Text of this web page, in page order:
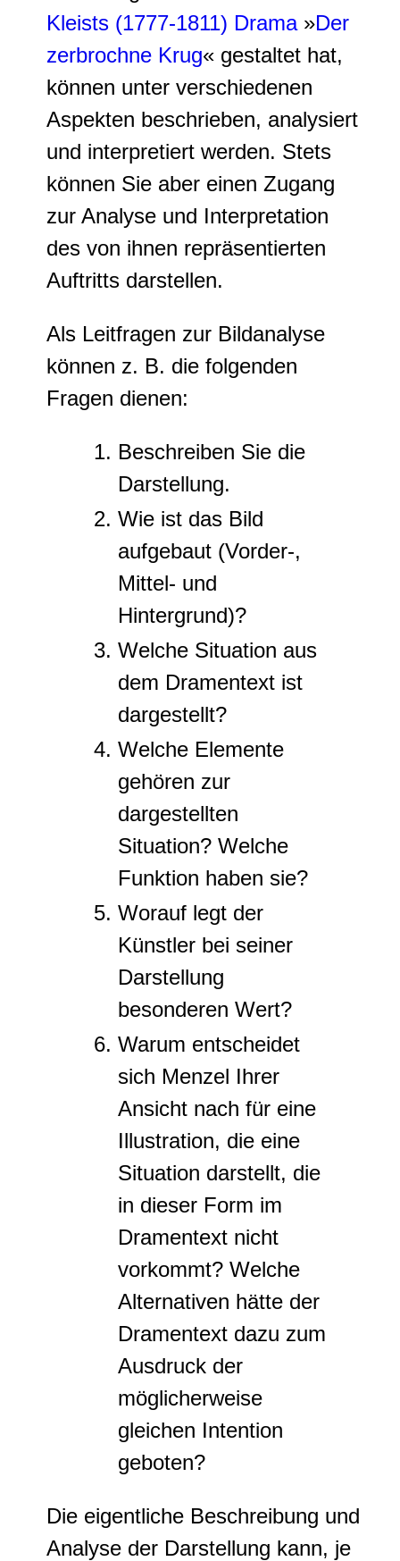
Kleists (1777-1811) Drama »Der
zerbrochne Krug« gestaltet hat,
können unter verschiedenen
Aspekten beschrieben, analysiert
und interpretiert werden. Stets
können Sie aber einen Zugang
zur Analyse und Interpretation
des von ihnen repräsentierten
Auftritts darstellen.
Als Leitfragen zur Bildanalyse
können z. B. die folgenden
Fragen dienen:
Beschreiben Sie die
Darstellung.
Wie ist das Bild
aufgebaut (Vorder-,
Mittel- und
Hintergrund)?
Welche Situation aus
dem Dramentext ist
dargestellt?
Welche Elemente
gehören zur
dargestellten
Situation? Welche
Funktion haben sie?
Worauf legt der
Künstler bei seiner
Darstellung
besonderen Wert?
Warum entscheidet
sich Menzel Ihrer
Ansicht nach für eine
Illustration, die eine
Situation darstellt, die
in dieser Form im
Dramentext nicht
vorkommt? Welche
Alternativen hätte der
Dramentext dazu zum
Ausdruck der
möglicherweise
gleichen Intention
geboten?
Die eigentliche Beschreibung und
Analyse der Darstellung kann, je